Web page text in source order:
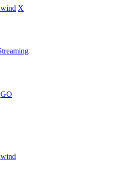
X
GO